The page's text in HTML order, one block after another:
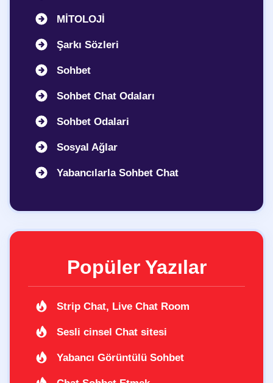
MİTOLOJİ
Şarkı Sözleri
Sohbet
Sohbet Chat Odaları
Sohbet Odalari
Sosyal Ağlar
Yabancılarla Sohbet Chat
Popüler Yazılar
Strip Chat, Live Chat Room
Sesli cinsel Chat sitesi
Yabancı Görüntülü Sohbet